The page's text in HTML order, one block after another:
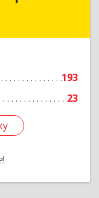
193
23
г,